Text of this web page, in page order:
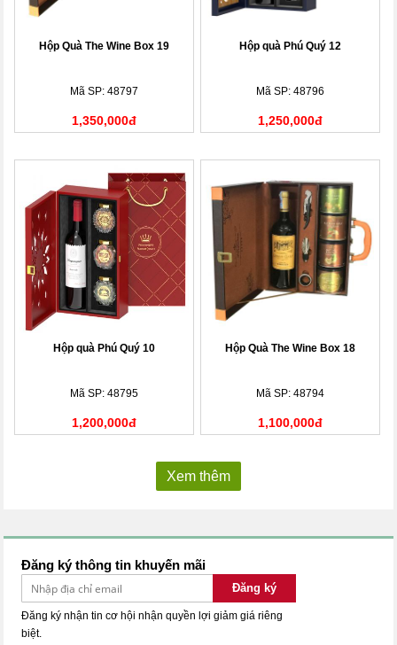
Hộp Quà The Wine Box 19
Mã SP: 48797
1,350,000đ
Hộp quà Phú Quý 12
Mã SP: 48796
1,250,000đ
Hộp quà Phú Quý 10
Mã SP: 48795
1,200,000đ
Hộp Quà The Wine Box 18
Mã SP: 48794
1,100,000đ
Xem thêm
Đăng ký thông tin khuyến mãi
Đăng ký
Đăng ký nhận tin cơ hội nhận quyền lợi giảm giá riêng
biệt.